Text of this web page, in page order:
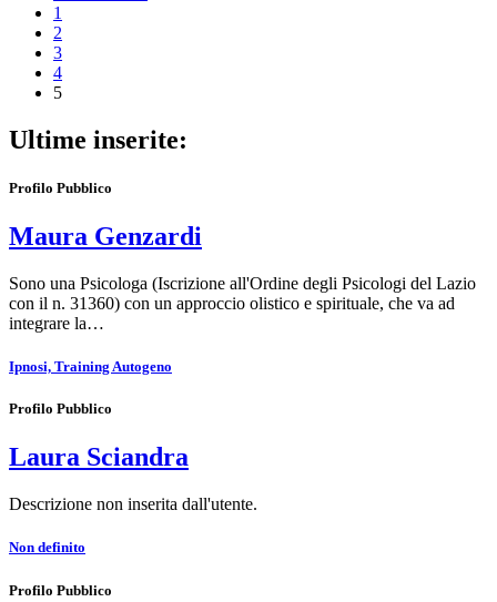
1
2
3
4
5
Ultime inserite:
Profilo Pubblico
Maura Genzardi
Sono una Psicologa (Iscrizione all'Ordine degli Psicologi del Lazio
con il n. 31360) con un approccio olistico e spirituale, che va ad
integrare la…
Ipnosi, Training Autogeno
Profilo Pubblico
Laura Sciandra
Descrizione non inserita dall'utente.
Non definito
Profilo Pubblico